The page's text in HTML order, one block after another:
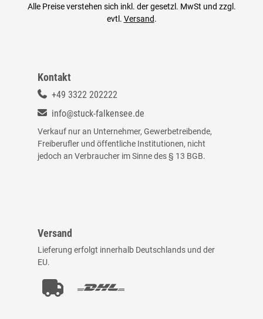
Alle Preise verstehen sich inkl. der gesetzl. MwSt und zzgl.
evtl. Versand.
Kontakt
+49 3322 202222
info@stuck-falkensee.de
Verkauf nur an Unternehmer, Gewerbetreibende,
Freiberufler und öffentliche Institutionen, nicht
jedoch an Verbraucher im Sinne des § 13 BGB.
Versand
Lieferung erfolgt innerhalb Deutschlands und der
EU.